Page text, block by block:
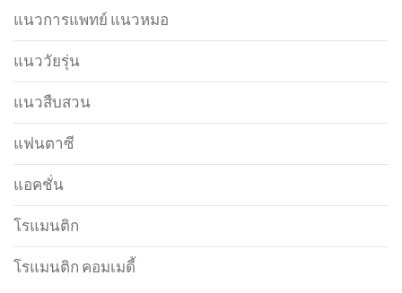
แนวการแพทย์ แนวหมอ
แนววัยรุ่น
แนวสืบสวน
แฟนตาซี
แอคชั่น
โรแมนติก
โรแมนติก คอมเมดี้